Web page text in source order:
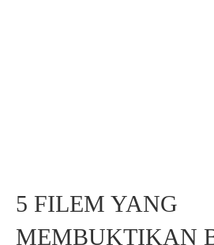
5 FILEM YANG
MEMBUKTIKAN